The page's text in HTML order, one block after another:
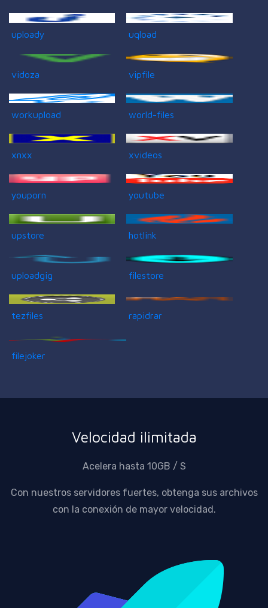
uploady uqload
vidoza vipfile
workupload world-files
xnxx xvideos
youporn youtube
upstore hotlink
uploadgig filestore
tezfiles rapidrar
filejoker
Velocidad ilimitada
Acelera hasta 10GB / S
Con nuestros servidores fuertes, obtenga sus archivos
con la conexión de mayor velocidad.